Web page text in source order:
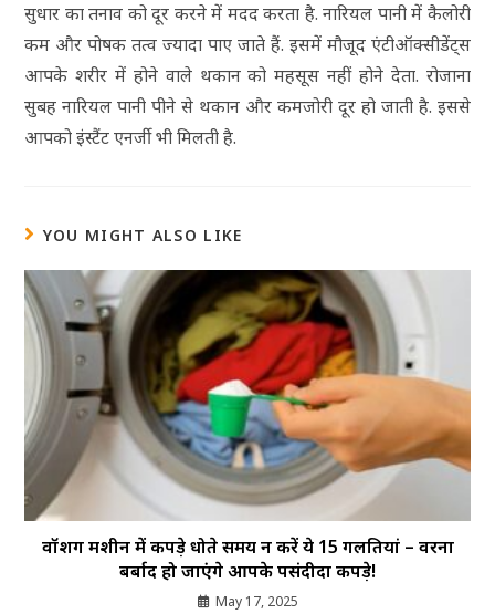
सुधार का तनाव को दूर करने में मदद करता है. नारियल पानी में कैलोरी
कम और पोषक तत्व ज्यादा पाए जाते हैं. इसमें मौजूद एंटीऑक्सीडेंट्स
आपके शरीर में होने वाले थकान को महसूस नहीं होने देता. रोजाना
सुबह नारियल पानी पीने से थकान और कमजोरी दूर हो जाती है. इससे
आपको इंस्टैंट एनर्जी भी मिलती है.
YOU MIGHT ALSO LIKE
वॉशिंग मशीन में कपड़े धोते समय न करें ये 15 गलतियां – वरना
बर्बाद हो जाएंगे आपके पसंदीदा कपड़े!
May 17, 2025